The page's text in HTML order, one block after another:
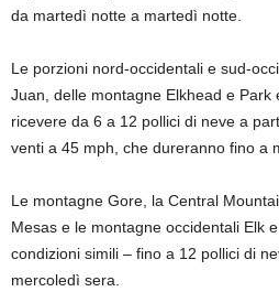
da martedì notte a martedì notte.
Le porzioni nord-occidentali e sud-
Juan, delle montagne Elkhead e Park
ricevere da 6 a 12 pollici di neve a
venti a 45 mph, che dureranno fino a
Le montagne Gore, la Central
Mesas e le montagne occidentali Elk
condizioni simili – fino a 12 pollici di
mercoledì sera.